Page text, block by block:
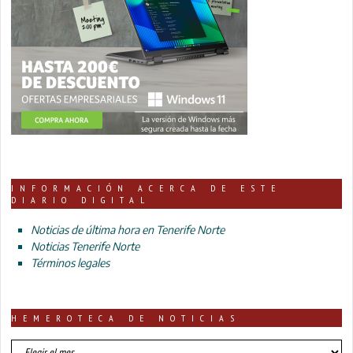
INFORMACIÓN ACERCA DE ESTE
DIARIO DIGITAL
Noticias de última hora en Tenerife Norte
Noticias Tenerife Norte
Términos legales
HEMEROTECA DE NOTICIAS
HEMEROTECA